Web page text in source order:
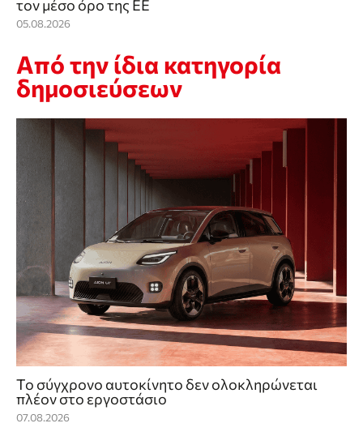
τον μέσο όρο της ΕΕ
05.08.2026
Από την ίδια κατηγορία
δημοσιεύσεων
Το σύγχρονο αυτοκίνητο δεν ολοκληρώνεται
πλέον στο εργοστάσιο
07.08.2026